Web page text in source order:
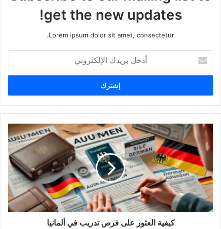
get the new updates!
Lorem ipsum dolor sit amet, consectetur.
بريدك
الإلكتروني
كيفية
العثور
على
فرص
تدريب
في
ألمانيا
كيفية العثور على فرص تدريب في ألمانيا